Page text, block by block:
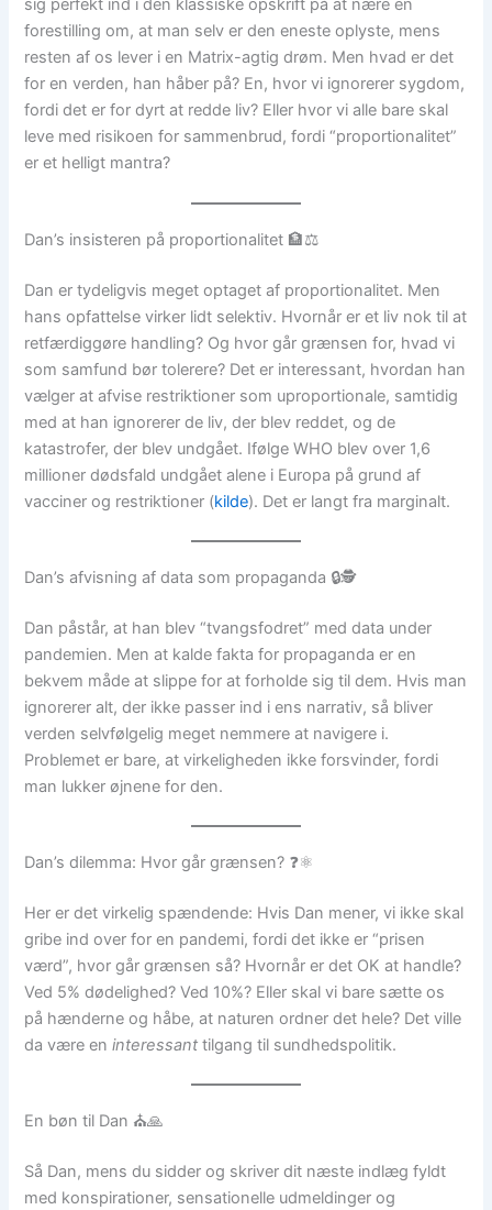
sig perfekt ind i den klassiske opskrift på at nære en
forestilling om, at man selv er den eneste oplyste, mens
resten af os lever i en Matrix-agtig drøm. Men hvad er det
for en verden, han håber på? En, hvor vi ignorerer sygdom,
fordi det er for dyrt at redde liv? Eller hvor vi alle bare skal
leve med risikoen for sammenbrud, fordi “proportionalitet”
er et helligt mantra?
Dan’s insisteren på proportionalitet 🏦⚖️
Dan er tydeligvis meget optaget af proportionalitet. Men
hans opfattelse virker lidt selektiv. Hvornår er et liv nok til at
retfærdiggøre handling? Og hvor går grænsen for, hvad vi
som samfund bør tolerere? Det er interessant, hvordan han
vælger at afvise restriktioner som uproportionale, samtidig
med at han ignorerer de liv, der blev reddet, og de
katastrofer, der blev undgået. Ifølge WHO blev over 1,6
millioner dødsfald undgået alene i Europa på grund af
vacciner og restriktioner (kilde). Det er langt fra marginalt.
Dan’s afvisning af data som propaganda 🔒🕵️
Dan påstår, at han blev “tvangsfodret” med data under
pandemien. Men at kalde fakta for propaganda er en
bekvem måde at slippe for at forholde sig til dem. Hvis man
ignorerer alt, der ikke passer ind i ens narrativ, så bliver
verden selvfølgelig meget nemmere at navigere i.
Problemet er bare, at virkeligheden ikke forsvinder, fordi
man lukker øjnene for den.
Dan’s dilemma: Hvor går grænsen? ❓⚛️
Her er det virkelig spændende: Hvis Dan mener, vi ikke skal
gribe ind over for en pandemi, fordi det ikke er “prisen
værd”, hvor går grænsen så? Hvornår er det OK at handle?
Ved 5% dødelighed? Ved 10%? Eller skal vi bare sætte os
på hænderne og håbe, at naturen ordner det hele? Det ville
da være eninteressant tilgang til sundhedspolitik.
En bøn til Dan ⛪️🙏
Så Dan, mens du sidder og skriver dit næste indlæg fyldt
med konspirationer, sensationelle udmeldinger og